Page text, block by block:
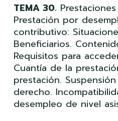
TEMA 30.
Prestación por
contributivo:
Beneficiarios.
Requisitos para
Cuantía de la
prestación.
derecho.
desempleo de nivel